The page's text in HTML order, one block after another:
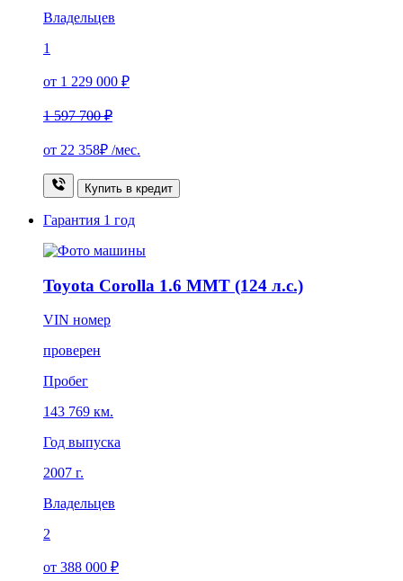
Владельцев
1
от 1 229 000 ₽
1 597 700 ₽
от 22 358₽ /мес.
Купить в кредит
Гарантия 1 год
Toyota Corolla 1.6 MMT (124 л.с.)
VIN номер
проверен
Пробег
143 769 км.
Год выпуска
2007 г.
Владельцев
2
от 388 000 ₽